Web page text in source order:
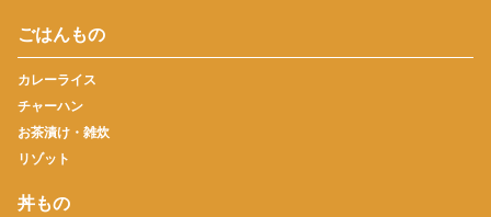
ごはんもの
カレーライス
チャーハン
お茶漬け・雑炊
リゾット
丼もの